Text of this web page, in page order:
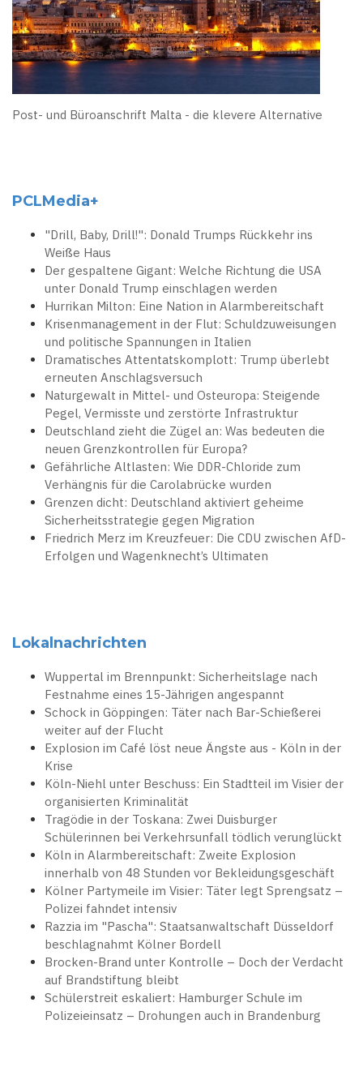
Post- und Büroanschrift Malta - die klevere Alternative
PCLMedia+
"Drill, Baby, Drill!": Donald Trumps Rückkehr ins
Weiße Haus
Der gespaltene Gigant: Welche Richtung die USA
unter Donald Trump einschlagen werden
Hurrikan Milton: Eine Nation in Alarmbereitschaft
Krisenmanagement in der Flut: Schuldzuweisungen
und politische Spannungen in Italien
Dramatisches Attentatskomplott: Trump überlebt
erneuten Anschlagsversuch
Naturgewalt in Mittel- und Osteuropa: Steigende
Pegel, Vermisste und zerstörte Infrastruktur
Deutschland zieht die Zügel an: Was bedeuten die
neuen Grenzkontrollen für Europa?
Gefährliche Altlasten: Wie DDR-Chloride zum
Verhängnis für die Carolabrücke wurden
Grenzen dicht: Deutschland aktiviert geheime
Sicherheitsstrategie gegen Migration
Friedrich Merz im Kreuzfeuer: Die CDU zwischen AfD-
Erfolgen und Wagenknecht’s Ultimaten
Lokalnachrichten
Wuppertal im Brennpunkt: Sicherheitslage nach
Festnahme eines 15-Jährigen angespannt
Schock in Göppingen: Täter nach Bar-Schießerei
weiter auf der Flucht
Explosion im Café löst neue Ängste aus - Köln in der
Krise
Köln-Niehl unter Beschuss: Ein Stadtteil im Visier der
organisierten Kriminalität
Tragödie in der Toskana: Zwei Duisburger
Schülerinnen bei Verkehrsunfall tödlich verunglückt
Köln in Alarmbereitschaft: Zweite Explosion
innerhalb von 48 Stunden vor Bekleidungsgeschäft
Kölner Partymeile im Visier: Täter legt Sprengsatz –
Polizei fahndet intensiv
Razzia im "Pascha": Staatsanwaltschaft Düsseldorf
beschlagnahmt Kölner Bordell
Brocken-Brand unter Kontrolle – Doch der Verdacht
auf Brandstiftung bleibt
Schülerstreit eskaliert: Hamburger Schule im
Polizeieinsatz – Drohungen auch in Brandenburg